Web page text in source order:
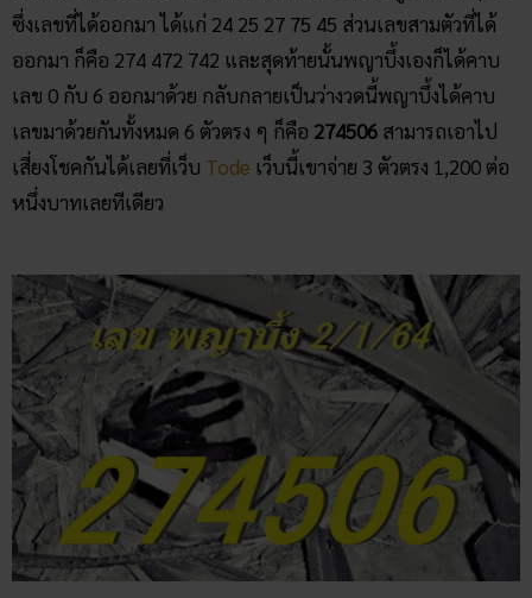
ซึ่งเลขที่ได้ออกมา ได้แก่ 24 25 27 75 45 ส่วนเลขสามตัวที่ได้
ออกมา ก็คือ 274 472 742 และสุดท้ายนั้นพญาบึ้งเองก็ได้คาบ
เลข 0 กับ 6 ออกมาด้วย กลับกลายเป็นว่างวดนี้พญาบึ้งได้คาบ
เลขมาด้วยกันทั้งหมด 6 ตัวตรง ๆ ก็คือ 274506 สามารถเอาไป
เสี่ยงโชคกันได้เลยที่เว็บ Tode เว็บนี้เขาจ่าย 3 ตัวตรง 1,200 ต่อ
หนึ่งบาทเลยทีเดียว